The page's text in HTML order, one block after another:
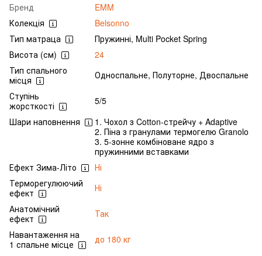
Бренд
EMM
Колекція
Belsonno
Тип матраца
Пружинні, Multi Pocket Spring
Висота (см)
24
Тип спального
місця
Односпальне, Полуторне, Двоспальне
Ступінь
жорсткості
5/5
Шари наповнення
1. Чохол з Cotton-стрейчу + Adaptive
2. Піна з гранулами термогелю Granolo
3. 5-зонне комбіноване ядро з
пружинними вставками
Ефект Зима-Літо
Ні
Терморегулюючий
ефект
Ні
Анатомічний
ефект
Так
Навантаження на
1 спальне місце
до 180 кг